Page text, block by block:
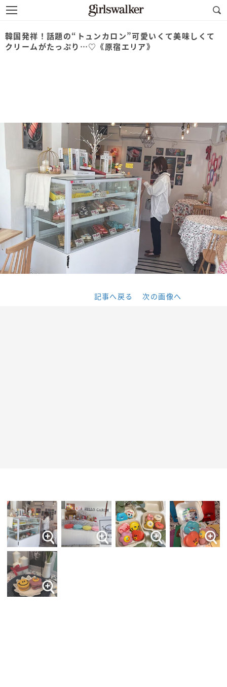
韓国発祥！話題の“トュンカロン”可愛いくて美味しくて
クリームがたっぷり…♡《原宿エリア》
記事へ戻る 次の画像へ